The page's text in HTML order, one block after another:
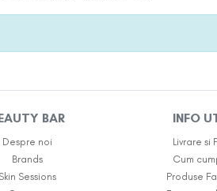
BAR
Despre noi
Brands
Skin Sessions
INFO
Livrare si
Cum
Produse